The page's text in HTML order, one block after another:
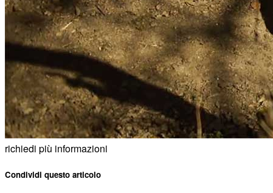
richiedi più informazioni
Condividi questo articolo